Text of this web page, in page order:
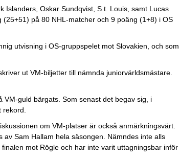
Islanders, Oskar Sundqvist, S.t. Louis, samt Lucas
på 80 NHL-matcher och 9 poäng (1+8) i OS
utvisning i OS-gruppspelet mot Slovakien, och som
ut VM-biljetter till nämnda juniorvärldsmästare.
guld bärgats. Som senast det begav sig, i
rekord.
om VM-platser är också anmärkningsvärt.
Sam Hallam hela säsongen. Nämndes inte alls
mot Rögle och har inte varit uttagningsbar inför